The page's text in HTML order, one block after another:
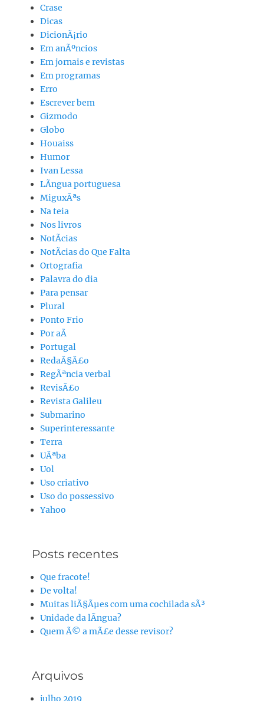
Crase
Dicas
DicionÃ¡rio
Em anÃºncios
Em jornais e revistas
Em programas
Erro
Escrever bem
Gizmodo
Globo
Houaiss
Humor
Ivan Lessa
LÃ­ngua portuguesa
MiguxÃªs
Na teia
Nos livros
NotÃ­cias
NotÃ­cias do Que Falta
Ortografia
Palavra do dia
Para pensar
Plural
Ponto Frio
Por aÃ­
Portugal
RedaÃ§Ã£o
RegÃªncia verbal
RevisÃ£o
Revista Galileu
Submarino
Superinteressante
Terra
UÃªba
Uol
Uso criativo
Uso do possessivo
Yahoo
Posts recentes
Que fracote!
De volta!
Muitas liÃ§Ãµes com uma cochilada sÃ³
Unidade da lÃ­ngua?
Quem Ã© a mÃ£e desse revisor?
Arquivos
julho 2019